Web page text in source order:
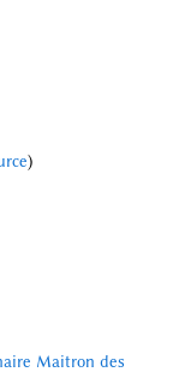
)
Maitron des